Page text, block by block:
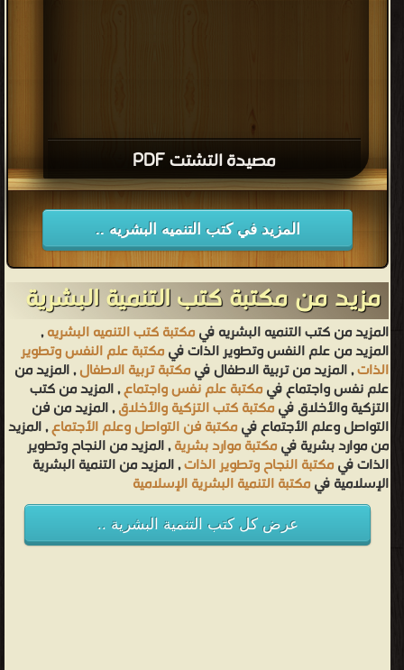
مصيدة التشتت PDF
المزيد في كتب التنميه البشريه ..
مزيد من مكتبة كتب التنمية البشرية
المزيد من كتب التنميه البشريه فيمكتبة كتب التنميه البشريه,
المزيد من علم النفس وتطوير الذات فيمكتبة علم النفس وتطوير
الذات, المزيد من تربية الاطفال فيمكتبة تربية الاطفال, المزيد من
علم نفس واجتماع فيمكتبة علم نفس واجتماع, المزيد من كتب
التزكية والأخلاق فيمكتبة كتب التزكية والأخلاق, المزيد من فن
التواصل وعلم الأجتماع فيمكتبة فن التواصل وعلم الأجتماع, المزيد
من موارد بشرية فيمكتبة موارد بشرية, المزيد من النجاح وتطوير
الذات فيمكتبة النجاح وتطوير الذات, المزيد من التنمية البشرية
الإسلامية فيمكتبة التنمية البشرية الإسلامية
عرض كل كتب التنمية البشرية ..